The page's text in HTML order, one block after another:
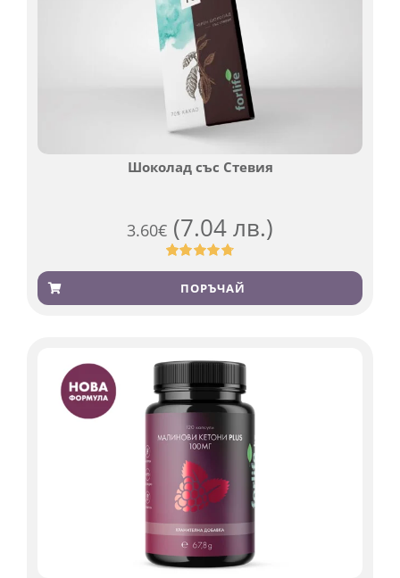
Шоколад със Стевия
3.60€ (7.04 лв.)
Оценен
4.79 от 5,
185
ПОРЪЧАЙ